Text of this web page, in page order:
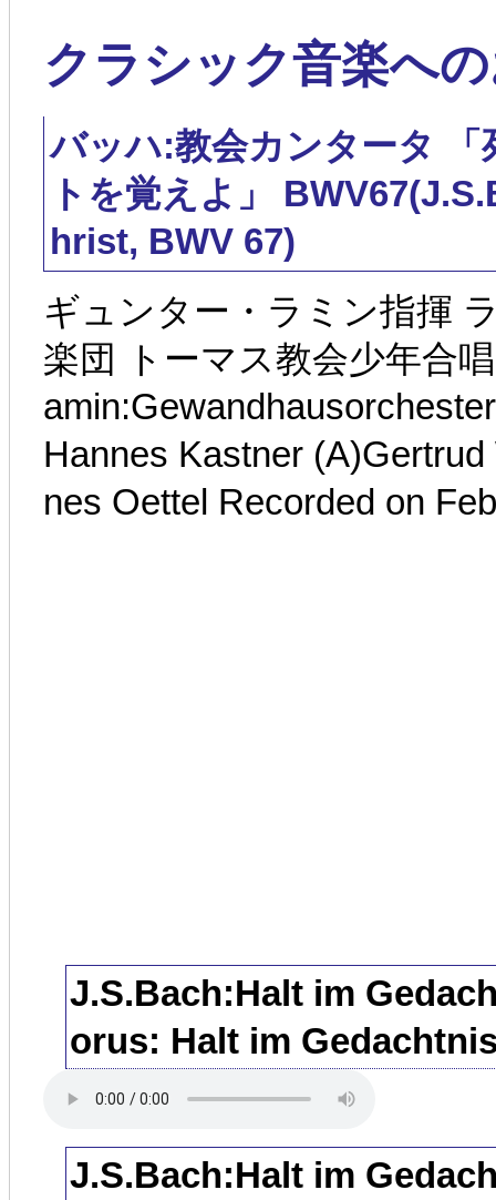
クラシック音楽へ
バッハ:教会カンタータ
トを覚えよ」
hrist, BWV 67)
ギュンター・ラミン指揮
楽団 トーマス教会少年合
Hannes Kastner
nes Oettel Recorded on
J.S.Bach:Halt im
orus: Halt im
J.S.Bach:Halt im